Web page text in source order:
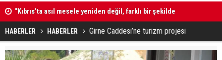
"Kıbrıs’ta asıl mesele yeniden değil, farklı bir şekilde
müzakere etmek"
HABERLER HABERLER Girne Caddesi’ne turizm projesi